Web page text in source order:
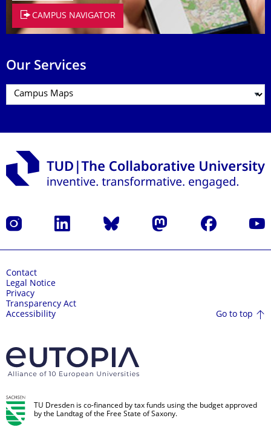
CAMPUS NAVIGATOR
Our Services
Instagram LinkedIn Bluesky Mastodon Facebook
Contact
Legal Notice
Privacy
Transparency Act
Accessibility
Go to top
TU Dresden is co-financed by tax funds using the budget approved
by the Landtag of the Free State of Saxony.